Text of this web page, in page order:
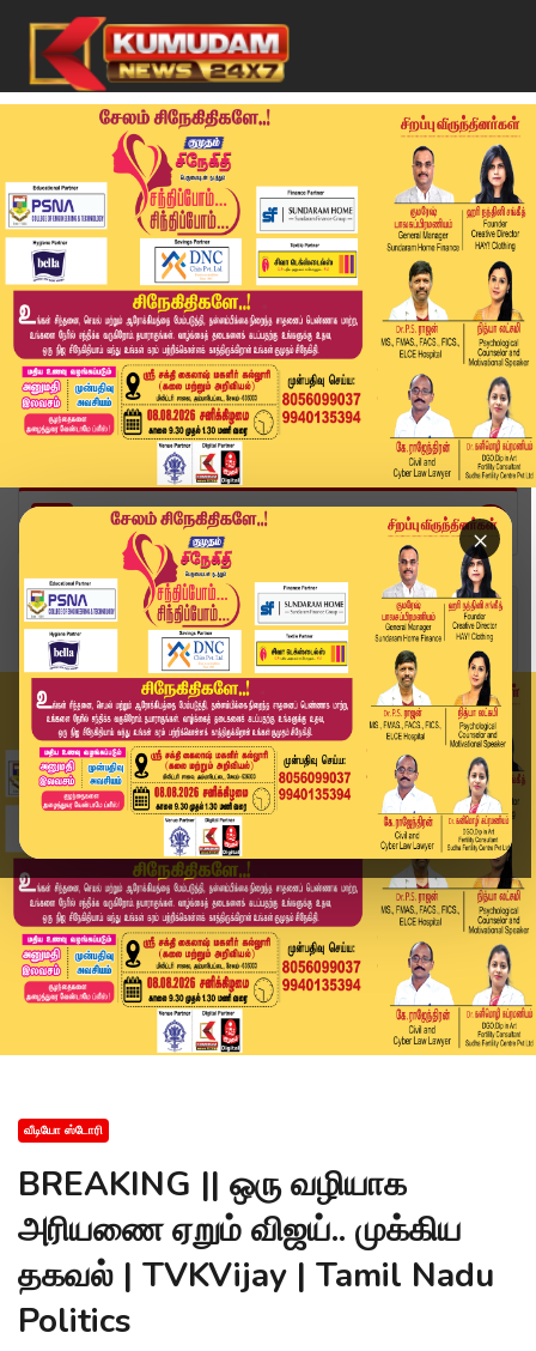
×
Home
வீடியோ ஸ்டோரி
BREAKING || ஒரு வழியாக அரியணை ஏறும் விஜய்.. முக...
வீடியோ ஸ்டோரி
BREAKING || ஒரு வழியாக
அரியணை ஏறும் விஜய்.. முக்கிய
தகவல் | TVKVijay | Tamil Nadu
Politics